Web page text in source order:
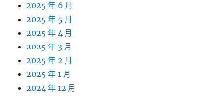
2025 年 6 月
2025 年 5 月
2025 年 4 月
2025 年 3 月
2025 年 2 月
2025 年 1 月
2024 年 12 月